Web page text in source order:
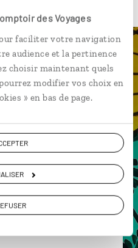
des Voyages
faciliter votre navigation
audience et la pertinence
choisir maintenant quels
modifier vos choix en
» en bas de page.
voyage
?
Mandalay
Oo Asie du Sud-Est